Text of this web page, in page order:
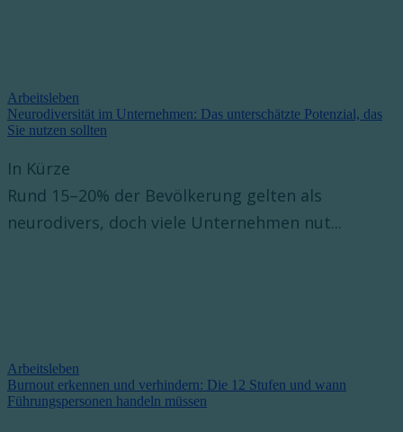
Arbeitsleben
Neurodiversität im Unternehmen: Das unterschätzte Potenzial, das
Sie nutzen sollten
In Kürze
Rund 15–20% der Bevölkerung gelten als
neurodivers, doch viele Unternehmen nut...
Arbeitsleben
Burnout erkennen und verhindern: Die 12 Stufen und wann
Führungspersonen handeln müssen